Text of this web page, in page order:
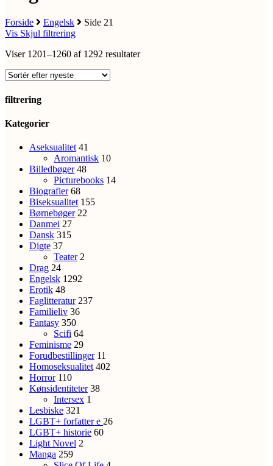
Forside Engelsk
Side 21
Vis Skjul filtrering
Viser 1201–1260 af 1292 resultaterSorteret
filtrering
Close
Kategorier
Aseksualitet 41
Aromantisk 10
Billedbøger 48
Picturebooks 14
Biografier 68
Biseksualitet 155
Børnebøger 22
Danmei 27
Dansk 315
Digte 37
Teater 2
Drag 24
Engelsk 1292
Erotik 48
Faglitteratur 237
Familieliv 36
Fantasy 350
Scifi 64
Feminisme 29
Forudbestillinger 11
Homoseksualitet 402
Horror 110
Kønsidentiteter 38
Intersex 1
Lesbiske 321
LGBT+ forfattere 26
LGBT+ historie 60
Light Novel 2
Manga 259